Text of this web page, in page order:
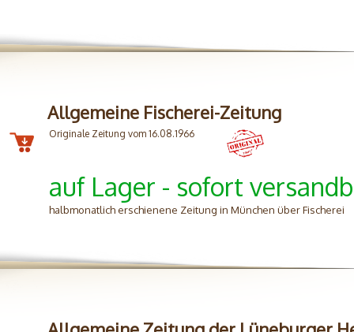
Allgemeine Fischerei-Zeitung
Originale Zeitung vom 16.08.1966
auf Lager - sofort
halbmonatlich erschienene Zeitung in München über Fischerei